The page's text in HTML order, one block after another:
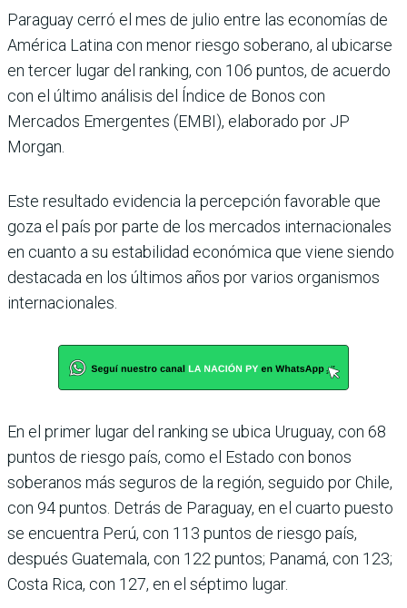
Paraguay cerró el mes de julio entre las eco­nomías de
América Latina con menor riesgo soberano, al ubicarse
en ter­cer lugar del ranking, con 106 puntos, de acuerdo
con el último análisis del Índice de Bonos con
Mercados Emer­gentes (EMBI), elaborado por JP
Morgan.
Este resultado evidencia la percepción favorable que
goza el país por parte de los mercados internacionales
en cuanto a su estabilidad económica que viene siendo
destacada en los últimos años por varios organismos
inter­nacionales.
En el primer lugar del ran­king se ubica Uruguay, con 68
puntos de riesgo país, como el Estado con bonos
soberanos más seguros de la región, seguido por Chile,
con 94 puntos. Detrás de Para­guay, en el cuarto puesto
se encuentra Perú, con 113 pun­tos de riesgo país,
después Guatemala, con 122 puntos; Panamá, con 123;
Costa Rica, con 127, en el séptimo lugar.